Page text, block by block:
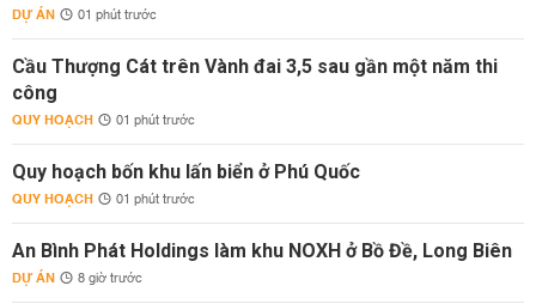
DỰ ÁN 01 phút trước
Cầu Thượng Cát trên Vành đai 3,5 sau gần một năm thi
công
QUY HOẠCH 01 phút trước
Quy hoạch bốn khu lấn biển ở Phú Quốc
QUY HOẠCH 01 phút trước
An Bình Phát Holdings làm khu NOXH ở Bồ Đề, Long Biên
DỰ ÁN 8 giờ trước